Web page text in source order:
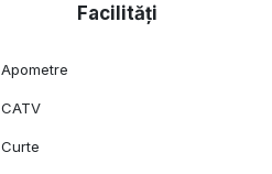
Facilități
Apometre
CATV
Curte